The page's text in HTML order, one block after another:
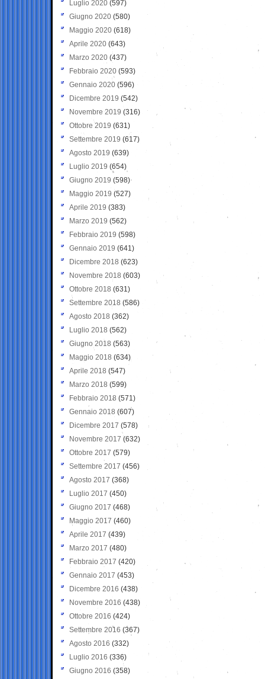
Luglio 2020 (597)
Giugno 2020 (580)
Maggio 2020 (618)
Aprile 2020 (643)
Marzo 2020 (437)
Febbraio 2020 (593)
Gennaio 2020 (596)
Dicembre 2019 (542)
Novembre 2019 (316)
Ottobre 2019 (631)
Settembre 2019 (617)
Agosto 2019 (639)
Luglio 2019 (654)
Giugno 2019 (598)
Maggio 2019 (527)
Aprile 2019 (383)
Marzo 2019 (562)
Febbraio 2019 (598)
Gennaio 2019 (641)
Dicembre 2018 (623)
Novembre 2018 (603)
Ottobre 2018 (631)
Settembre 2018 (586)
Agosto 2018 (362)
Luglio 2018 (562)
Giugno 2018 (563)
Maggio 2018 (634)
Aprile 2018 (547)
Marzo 2018 (599)
Febbraio 2018 (571)
Gennaio 2018 (607)
Dicembre 2017 (578)
Novembre 2017 (632)
Ottobre 2017 (579)
Settembre 2017 (456)
Agosto 2017 (368)
Luglio 2017 (450)
Giugno 2017 (468)
Maggio 2017 (460)
Aprile 2017 (439)
Marzo 2017 (480)
Febbraio 2017 (420)
Gennaio 2017 (453)
Dicembre 2016 (438)
Novembre 2016 (438)
Ottobre 2016 (424)
Settembre 2016 (367)
Agosto 2016 (332)
Luglio 2016 (336)
Giugno 2016 (358)